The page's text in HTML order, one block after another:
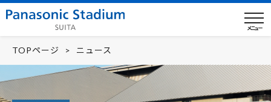
TOPページ ニュース
メニュー